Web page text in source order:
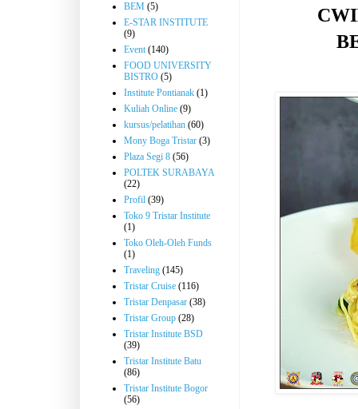
BEM (5)
E-STAR INSTITUTE
(9)
Event (140)
FOOD UNIVERSITY
BISTRO (5)
Institute Pontianak (1)
Kuliah Online (9)
kursus/pelatihan (60)
Mony Boga Tristar (3)
Plaza Segi 8 (56)
POLTEK SURABAYA
(22)
Profil (39)
Toko 9 Tristar Institute
(1)
Toko Oleh-Oleh Funds
(1)
Traveling (145)
Tristar Cruise (116)
Tristar Denpasar (38)
Tristar Group (28)
Tristar Institute BSD
(39)
Tristar Institute Batu
(86)
Tristar Institute Bogor
(56)